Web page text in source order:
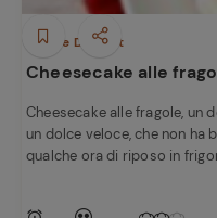
Dolci e Dessert
Cheesecake alle
Cheesecake alle fragole, un
un dolce veloce, che non ha
qualche ora di riposo in